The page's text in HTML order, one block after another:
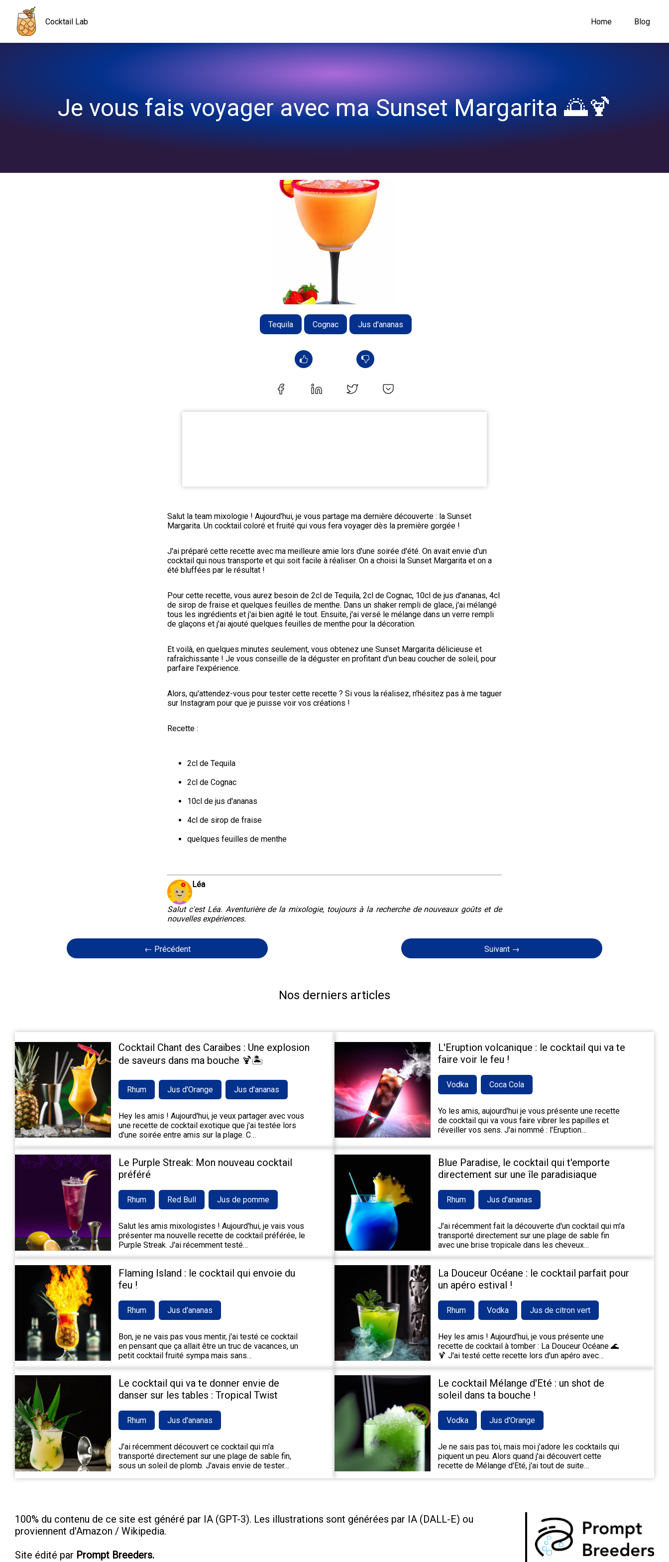
Cocktail Lab Home Blog
Je vous fais voyager avec ma Sunset Margarita 🌅🍹
Tequila Cognac Jus d'ananas
Salut la team mixologie ! Aujourd'hui, je vous partage ma dernière découverte : la Sunset
Margarita. Un cocktail coloré et fruité qui vous fera voyager dès la première gorgée !
J'ai préparé cette recette avec ma meilleure amie lors d'une soirée d'été. On avait envie d'un
cocktail qui nous transporte et qui soit facile à réaliser. On a choisi la Sunset Margarita et on a
été bluffées par le résultat !
Pour cette recette, vous aurez besoin de 2cl de Tequila, 2cl de Cognac, 10cl de jus d'ananas, 4cl
de sirop de fraise et quelques feuilles de menthe. Dans un shaker rempli de glace, j'ai mélangé
tous les ingrédients et j'ai bien agité le tout. Ensuite, j'ai versé le mélange dans un verre rempli
de glaçons et j'ai ajouté quelques feuilles de menthe pour la décoration.
Et voilà, en quelques minutes seulement, vous obtenez une Sunset Margarita délicieuse et
rafraîchissante ! Je vous conseille de la déguster en profitant d'un beau coucher de soleil, pour
parfaire l'expérience.
Alors, qu'attendez-vous pour tester cette recette ? Si vous la réalisez, n'hésitez pas à me taguer
sur Instagram pour que je puisse voir vos créations !
Recette :
2cl de Tequila
2cl de Cognac
10cl de jus d'ananas
4cl de sirop de fraise
quelques feuilles de menthe
Léa
Salut c'est Léa. Aventurière de la mixologie, toujours à la recherche de nouveaux goûts et de
nouvelles expériences.
← Précédent Suivant →
Nos derniers articles
Cocktail Chant des Caraïbes : Une explosion
de saveurs dans ma bouche 🍹🏝️
Rhum Jus d'Orange Jus d'ananas
Hey les amis ! Aujourd'hui, je veux partager avec vous
une recette de cocktail exotique que j'ai testée lors
d'une soirée entre amis sur la plage. C…
L'Eruption volcanique : le cocktail qui va te
faire voir le feu !
Vodka Coca Cola
Yo les amis, aujourd'hui je vous présente une recette
de cocktail qui va vous faire vibrer les papilles et
réveiller vos sens. J'ai nommé : l'Eruption…
Le Purple Streak: Mon nouveau cocktail
préféré
Rhum Red Bull Jus de pomme
Salut les amis mixologistes ! Aujourd'hui, je vais vous
présenter ma nouvelle recette de cocktail préférée, le
Purple Streak. J'ai récemment testé…
Blue Paradise, le cocktail qui t'emporte
directement sur une île paradisiaque
Rhum Jus d'ananas
J'ai récemment fait la découverte d'un cocktail qui m'a
transporté directement sur une plage de sable fin
avec une brise tropicale dans les cheveux…
Flaming Island : le cocktail qui envoie du
feu !
Rhum Jus d'ananas
Bon, je ne vais pas vous mentir, j'ai testé ce cocktail
en pensant que ça allait être un truc de vacances, un
petit cocktail fruité sympa mais sans…
La Douceur Océane : le cocktail parfait pour
un apéro estival !
Rhum Vodka Jus de citron vert
Hey les amis ! Aujourd'hui, je vous présente une
recette de cocktail à tomber : La Douceur Océane 🌊
🍹 J'ai testé cette recette lors d'un apéro avec…
Le cocktail qui va te donner envie de
danser sur les tables : Tropical Twist
Rhum Jus d'ananas
J'ai récemment découvert ce cocktail qui m'a
transporté directement sur une plage de sable fin,
sous un soleil de plomb. J'avais envie de tester…
Le cocktail Mélange d'Eté : un shot de
soleil dans ta bouche !
Vodka Jus d'Orange
Je ne sais pas toi, mais moi j'adore les cocktails qui
piquent un peu. Alors quand j'ai découvert cette
recette de Mélange d'Eté, j'ai tout de suite…
100% du contenu de ce site est généré par IA (GPT-3). Les illustrations sont générées par IA (DALL-E) ou
proviennent d'Amazon / Wikipedia.
Site édité par Prompt Breeders.
Navigated to Je vous fais voyager avec ma Sunset Margarita 🌅🍹